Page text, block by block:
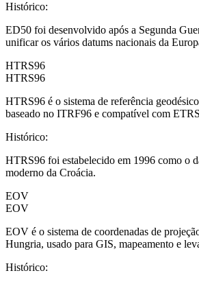
Histórico:
ED50 foi desenvolvido após a Segunda
unificar os vários datums nacionais da
HTRS96
HTRS96
HTRS96 é o sistema de referência
baseado no ITRF96 e compatível com
Histórico:
HTRS96 foi estabelecido em 1996 como o
moderno da Croácia.
EOV
EOV
EOV é o sistema de coordenadas de
Hungria, usado para GIS, mapeamento e
Histórico: